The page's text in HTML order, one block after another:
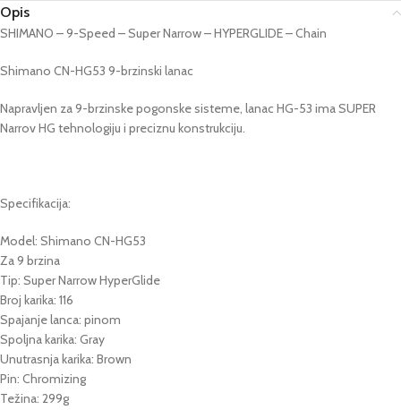
Opis
SHIMANO – 9-Speed – Super Narrow – HYPERGLIDE – Chain
Shimano CN-HG53 9-brzinski lanac
Napravljen za 9-brzinske pogonske sisteme, lanac HG-53 ima SUPER
Narrov HG tehnologiju i preciznu konstrukciju.
Specifikacija:
Model: Shimano CN-HG53
Za 9 brzina
Tip: Super Narrow HyperGlide
Broj karika: 116
Spajanje lanca: pinom
Spoljna karika: Gray
Unutrasnja karika: Brown
Pin: Chromizing
Težina: 299g